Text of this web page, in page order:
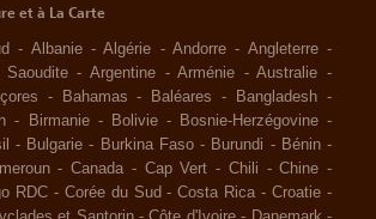
et à La Carte
- Albanie -Algérie -Andorre - Angleterre -
Saoudite -Argentine -Arménie -Australie -
- Bahamas - Baléares - Bangladesh -
- Birmanie - Bolivie - Bosnie-Herzégovine -
- Bulgarie - Burkina Faso - Burundi - Bénin -
- Canada - Cap Vert - Chili -Chine -
RDC - Corée du Sud -Costa Rica -Croatie -